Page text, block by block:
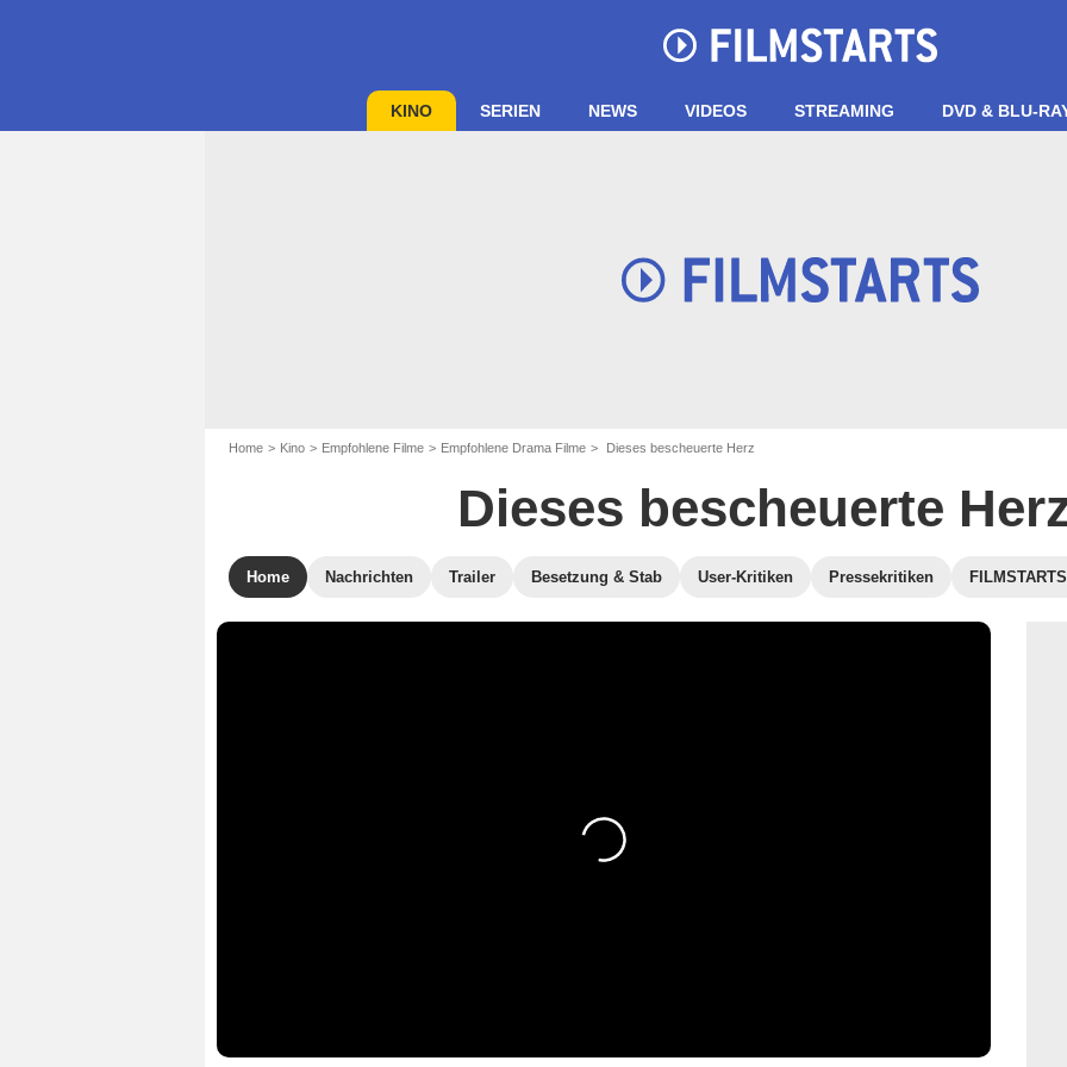
KINO SERIEN NEWS VIDEOS STREAMING DVD & BLU-
Home Kino Empfohlene Filme Empfohlene Drama Filme Dieses bescheuerte Herz
Dieses bescheuerte
Home Nachrichten Trailer Besetzung & Stab User-Kritiken Pressekritiken